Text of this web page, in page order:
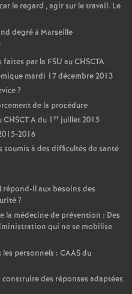
le regard , agir sur le travail. Le
degré à Marseille
par la FSU au CHSCTA
mardi 17 décembre 2013
?
de la procédure
A du 1 er juillet 2015
2016
à des difficultés de santé
répond-il aux besoins des
?
la médecine de prévention : Des
qui ne se mobilise
personnels : CAAS du
des réponses adaptées